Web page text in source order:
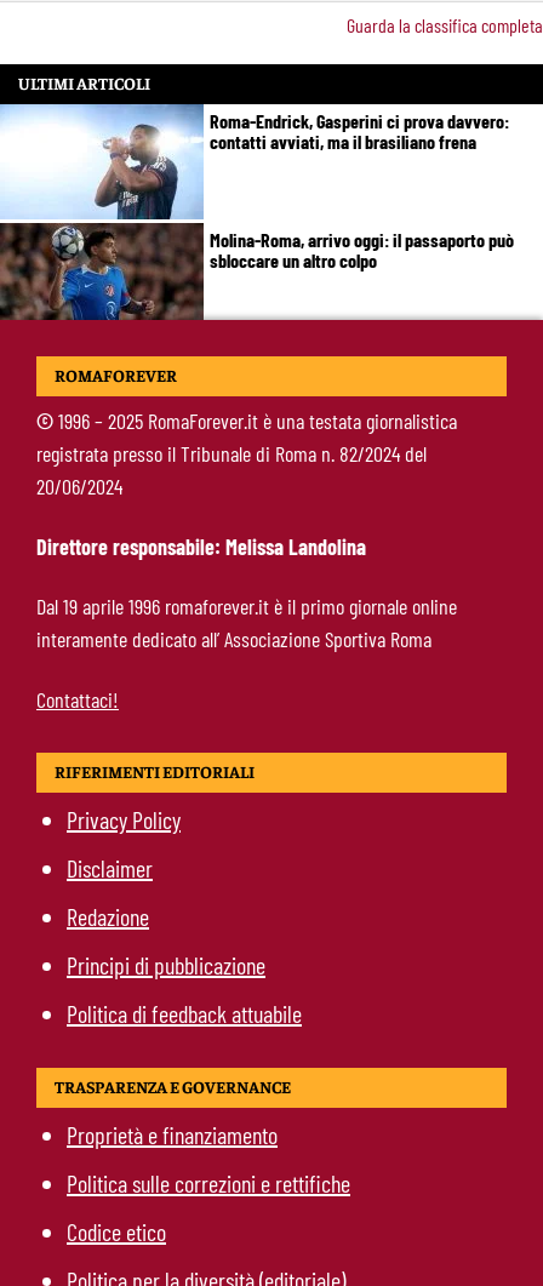
Guarda la classifica completa
ULTIMI ARTICOLI
Roma-Endrick, Gasperini ci prova davvero:
contatti avviati, ma il brasiliano frena
Molina-Roma, arrivo oggi: il passaporto può
sbloccare un altro colpo
Pellegrini-Roma, è ufficiale il rinnovo: “Avanti
Kumbulla lascia la Roma: ufficiale il prestito al
Rayo Vallecano
ROMAFOREVER
©1996 – 2025 RomaForever.it è una testata giornalistica
registrata presso il Tribunale di Roma n. 82/2024 del
20/06/2024
Direttore responsabile: Melissa Landolina
Dal 19 aprile 1996 romaforever.it è il primo giornale online
interamente dedicato all’ Associazione Sportiva Roma
Contattaci!
RIFERIMENTI EDITORIALI
Privacy Policy
Disclaimer
Redazione
Principi di pubblicazione
Politica di feedback attuabile
TRASPARENZA E GOVERNANCE
Proprietà e finanziamento
Politica sulle correzioni e rettifiche
Codice etico
Politica per la diversità (editoriale)